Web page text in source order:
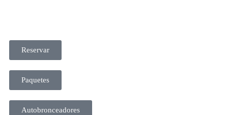
Reservar
Paquetes
Autobronceadores